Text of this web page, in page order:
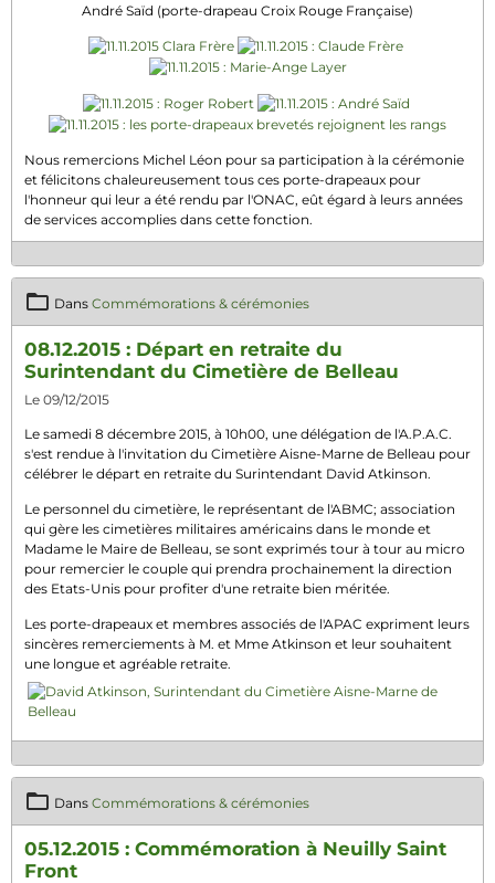
André Saïd (porte-drapeau Croix Rouge Française)
Nous remercions Michel Léon pour sa participation à la cérémonie
et félicitons chaleureusement tous ces porte-drapeaux pour
l'honneur qui leur a été rendu par l'ONAC, eût égard à leurs années
de services accomplies dans cette fonction.
Dans Commémorations & cérémonies
08.12.2015 : Départ en retraite du
Surintendant du Cimetière de Belleau
Le 09/12/2015
Le samedi 8 décembre 2015, à 10h00, une délégation de l'A.P.A.C.
s'est rendue à l'invitation du Cimetière Aisne-Marne de Belleau pour
célébrer le départ en retraite du Surintendant David Atkinson.
Le personnel du cimetière, le représentant de l'ABMC; association
qui gère les cimetières militaires américains dans le monde et
Madame le Maire de Belleau, se sont exprimés tour à tour au micro
pour remercier le couple qui prendra prochainement la direction
des Etats-Unis pour profiter d'une retraite bien méritée.
Les porte-drapeaux et membres associés de l'APAC expriment leurs
sincères remerciements à M. et Mme Atkinson et leur souhaitent
une longue et agréable retraite.
Dans Commémorations & cérémonies
05.12.2015 : Commémoration à Neuilly Saint
Front